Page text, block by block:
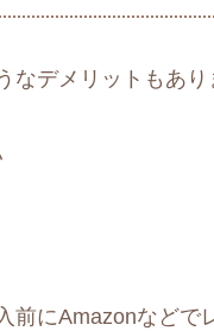
デメリットもあり
前にAmazonなどで